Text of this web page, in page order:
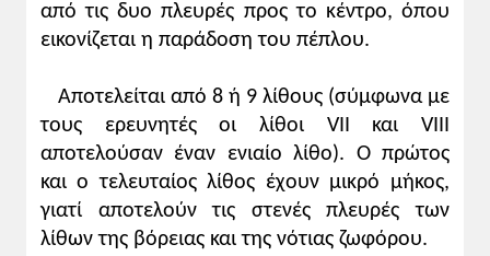
από τις δυο πλευρές προς το κέντρο, όπου
εικονίζεται η παράδοση του πέπλου.
Αποτελείται από 8 ή 9 λίθους (σύμφωνα με
τους ερευνητές οι λίθοι VII και VIII
αποτελούσαν έναν ενιαίο λίθο). Ο πρώτος
και ο τελευταίος λίθος έχουν μικρό μήκος,
γιατί αποτελούν τις στενές πλευρές των
λίθων της βόρειας και της νότιας ζωφόρου.